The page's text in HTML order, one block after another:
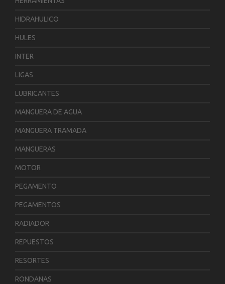
HIDRAHULICO
HULES
INTER
LIGAS
LUBRICANTES
MANGUERA DE AGUA
MANGUERA TRAMADA
MANGUERAS
MOTOR
PEGAMENTO
PEGAMENTOS
RADIADOR
REPUESTOS
RESORTES
RONDANAS